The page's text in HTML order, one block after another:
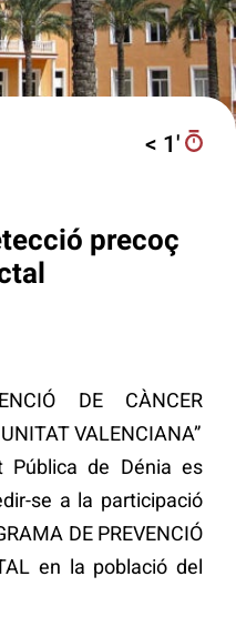
< 1′
precoç
DE CÀNCER
VALENCIANA”
Pública de Dénia es
se a la participació
DE PREVENCIÓ
en la població del